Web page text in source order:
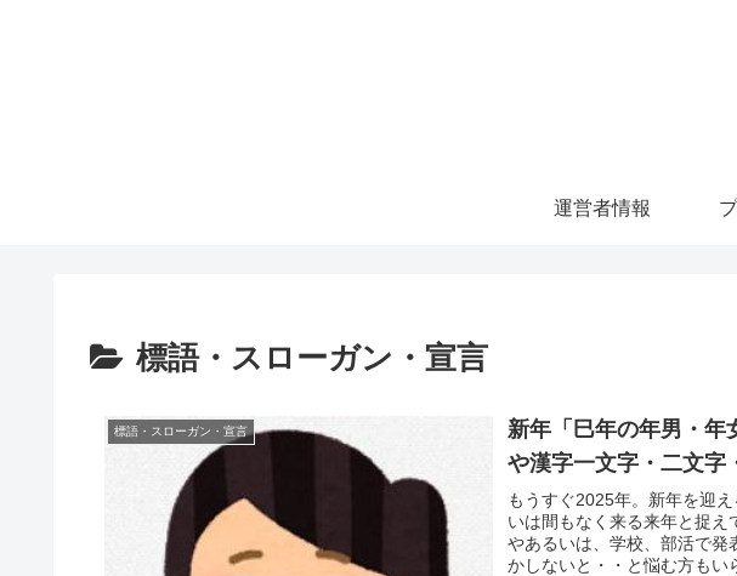
運営者情報
標語・スローガン・宣言
標語・スローガン・宣言
新年「巳年の年男・年
や漢字一文字・二文字
もうすぐ2025年。新年を迎
いは間もなく来る来年と捉え
やあるいは、学校、部活で発
かしないと・・と悩む方もい